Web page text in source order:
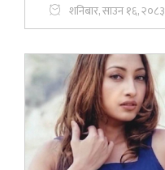
शनिबार, साउन १६, २०८३